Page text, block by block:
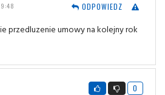
ODPOWIEDZ
przedluzenie umowy na kolejny rok
0